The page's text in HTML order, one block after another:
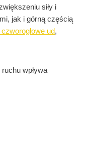
siły i
jak i górną częścią
ud,
wpływa